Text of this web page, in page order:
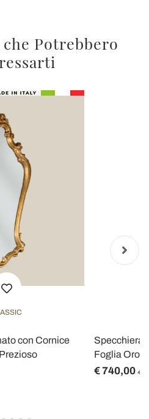
Potrebbero
con Cornice
Specchiera
Foglia Oro
€ 740,00 €